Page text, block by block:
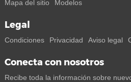
Mapa del sitio
Modelos
Legal
Condiciones Privacidad Aviso legal
Conecta con nosotros
Recibe toda la información sobre